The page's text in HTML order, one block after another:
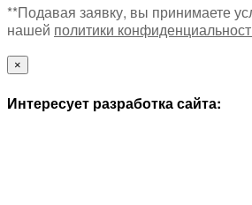
**Подавая заявку, вы принимаете
нашей политики
×
Интересует разработка сайта: